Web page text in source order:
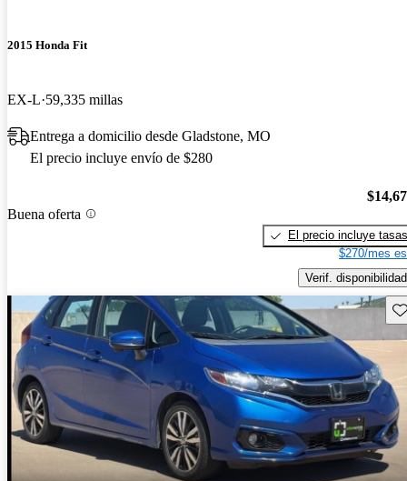
2015 Honda Fit
EX-L 59,335 millas
Entrega a domicilio desde Gladstone, MO
El precio incluye envío de $280
Buena oferta
El precio incluye tasas
$270/mes
Verif. disponibilidad